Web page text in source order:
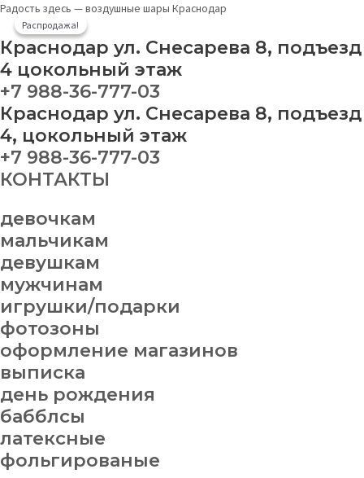
Перейти
содержимому
Радость здесь — воздушные шары Краснодар
Краснодар ул. Снесарева 8, подъезд
4 цокольный этаж
+7 988-36-777-03
Краснодар ул. Снесарева 8, подъезд
4, цокольный этаж
+7 988-36-777-03
КОНТАКТЫ
девочкам
мальчикам
девушкам
мужчинам
игрушки/подарки
фотозоны
оформление магазинов
выписка
день рождения
бабблсы
латексные
фольгированые
Букет
№
20
quantity
Распродажа!
Распродажа!
Original
was:
1
400.00 ₽.
Current
is:
200.00 ₽.
This
has
multiple
options
may